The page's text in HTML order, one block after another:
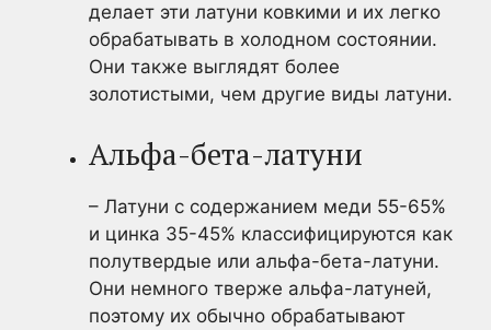
делает эти латуни ковкими и их легко
обрабатывать в холодном состоянии.
Они также выглядят более
золотистыми, чем другие виды латуни.
Альфа-бета-латуни
– Латуни с содержанием меди 55-65%
и цинка 35-45% классифицируются как
полутвердые или альфа-бета-латуни.
Они немного тверже альфа-латуней,
поэтому их обычно обрабатывают